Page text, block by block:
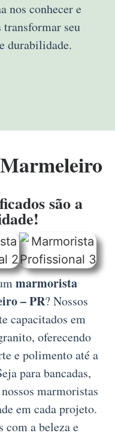
nos conhecer e
transformar seu
durabilidade.
são a
marmorista
– PR? Nossos
capacitados em
oferecendo
e polimento até a
para bancadas,
marmoristas
em cada projeto.
com a beleza e